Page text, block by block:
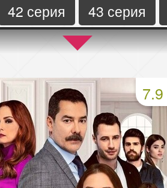
42 серия
43 серия
46 серия
47 серия
50 серия
51 серия
54 серия
55 серия
58 серия
59 серия
62 серия
63 серия
7.9